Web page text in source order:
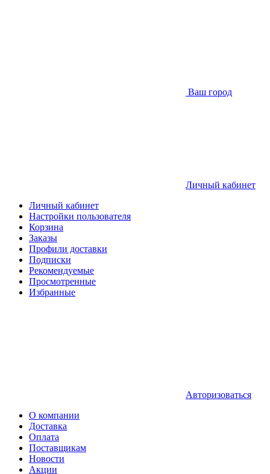
Ваш город
Личный кабинет
Личный кабинет
Настройки пользователя
Корзина
Заказы
Профили доставки
Подписки
Рекомендуемые
Просмотренные
Избранные
Авторизоваться
О компании
Доставка
Оплата
Поставщикам
Новости
Акции